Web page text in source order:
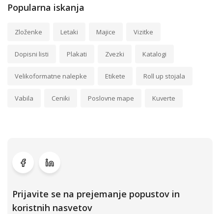
Popularna iskanja
Zloženke Letaki Majice Vizitke
Dopisni listi Plakati Zvezki Katalogi
Velikoformatne nalepke Etikete Roll up stojala
Vabila Ceniki Poslovne mape Kuverte
Prijavite se na prejemanje popustov in
koristnih nasvetov